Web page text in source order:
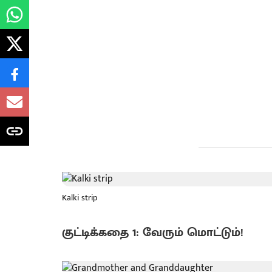
Kalki strip
குட்டிக்கதை 1: வேரும் மொட்டும்!